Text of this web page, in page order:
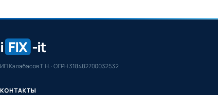
i FIX -it
ИП Калабасов Т.Н. · ОГРН 318482700032532
КОНТАКТЫ